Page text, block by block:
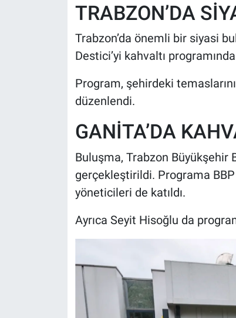
TRABZON’DA
Trabzon’da önemli bir siyasi
Destici’yi kahvaltı programında
Program, şehirdeki
düzenlendi.
GANİTA’DA
Buluşma, Trabzon Büyükşehir
gerçekleştirildi. Programa BBP
yöneticileri de katıldı.
Ayrıca Seyit Hisoğlu da